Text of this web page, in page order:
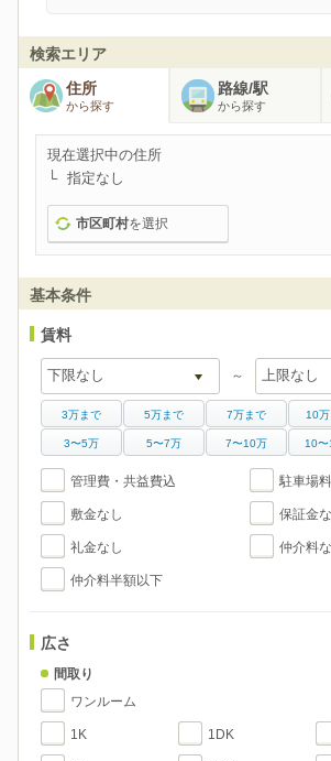
検索エリア
住所
から探す
路線/駅
から探す
現在選択中の住所
指定なし
市区町村を選択
基本条件
賃料
～
3万まで 5万まで 7万まで 10
3〜5万 5〜7万 7〜10万 10
管理費・共益費込 駐車場
敷金なし 保証金
礼金なし 仲介料
仲介料半額以下
広さ
間取り
ワンルーム
1K 1DK